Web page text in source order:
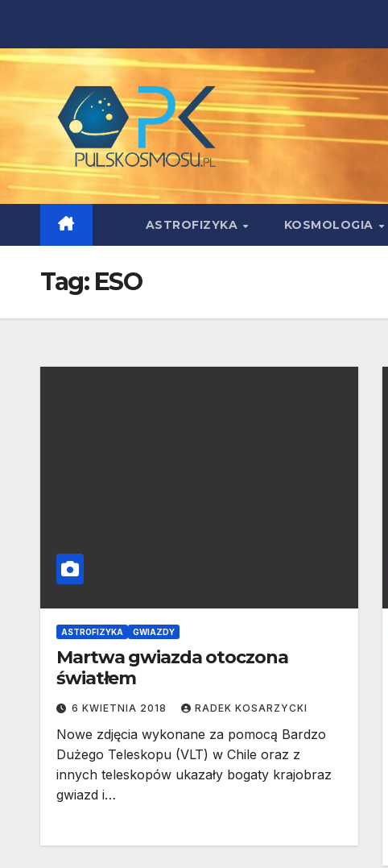
content
ASTROFIZYKA KOSMOLOGIA
Tag: ESO
ASTROFIZYKA GWIAZDY
Martwa gwiazda otoczona
światłem
6 KWIETNIA 2018 RADEK KOSARZYCKI
Nowe zdjęcia wykonane za pomocą Bardzo
Dużego Teleskopu (VLT) w Chile oraz z
innych teleskopów ukazały bogaty krajobraz
gwiazd i…